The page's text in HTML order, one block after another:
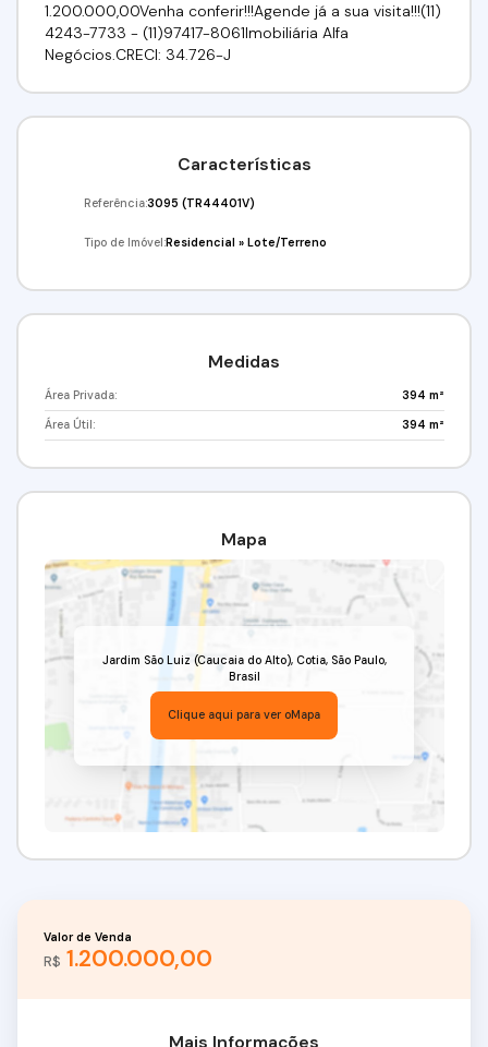
1.200.000,00Venha conferir!!!Agende já a sua visita!!!(11)
4243-7733 - (11)97417-8061Imobiliária Alfa
Negócios.CRECI: 34.726-J
Características
Referência:3095 (TR44401V)
Tipo de Imóvel:Residencial »Lote/Terreno
Medidas
Área Privada: 394 m²
Área Útil: 394 m²
Mapa
Jardim São Luiz (Caucaia do Alto), Cotia, São Paulo,
Brasil
Clique aqui para ver oMapa
R$ 1.200.000,00
Valor de Venda
Mais Informações